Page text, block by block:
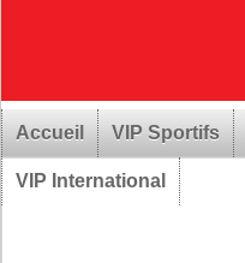
Accueil VIP Sportifs
VIP International